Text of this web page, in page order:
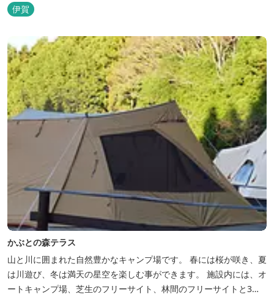
る、純和風造りの閑静なたたずまい …それが赤目山水園です。 ま
た、赤目山水園の園内からこんこんと湧き出る天然温泉「赤目温泉
山の湯」は、肌にやさしい美人と健康の湯として大勢のお客様に喜
んでいただいておりま...
伊賀
かぶとの森テラス
山と川に囲まれた自然豊かなキャンプ場です。 春には桜が咲き、夏
は川遊び、冬は満天の星空を楽しむ事ができます。 施設内には、オ
ートキャンプ場、芝生のフリーサイト、林間のフリーサイトと3種